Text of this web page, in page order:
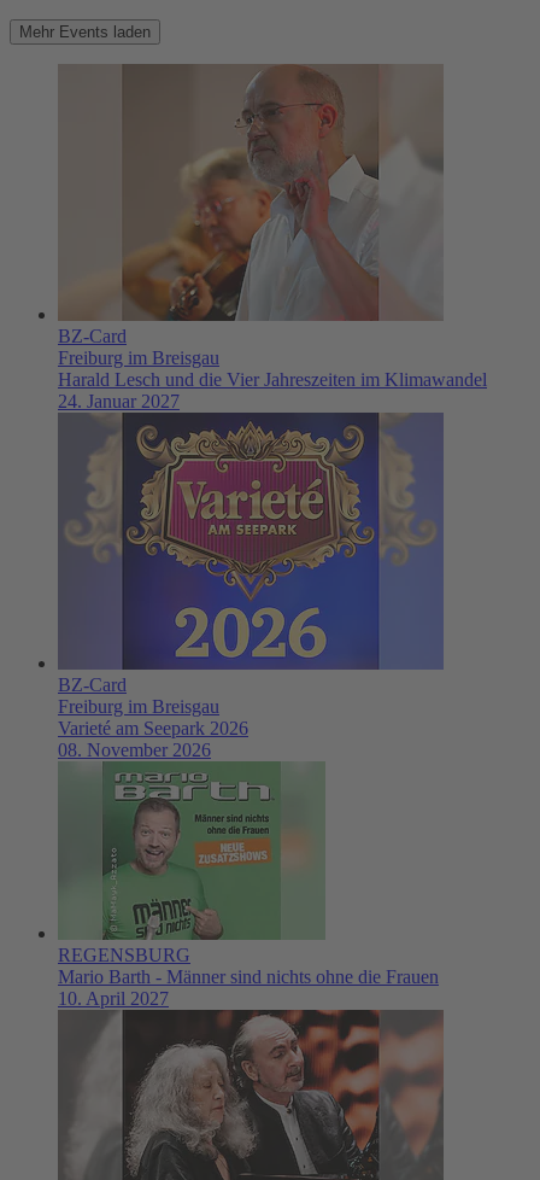
Mehr Events laden
BZ-Card
Freiburg im Breisgau
Harald Lesch und die Vier Jahreszeiten im Klimawandel
24. Januar 2027
BZ-Card
Freiburg im Breisgau
Varieté am Seepark 2026
08. November 2026
REGENSBURG
Mario Barth - Männer sind nichts ohne die Frauen
10. April 2027